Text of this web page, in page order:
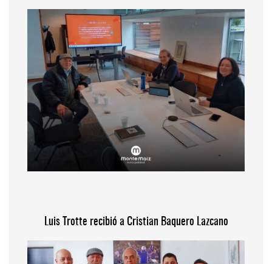
Luis Trotte recibió a Cristian Baquero Lazcano